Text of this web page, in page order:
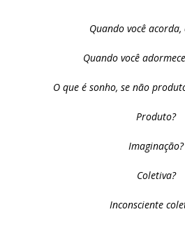
Quando você acorda,
Quando você
O que é sonho, se não
Produto?
Imaginação?
Coletiva?
Inconsciente